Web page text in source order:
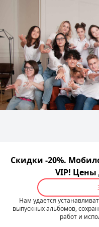
Скидки -20%.
VIP! Цены
Нам удается
выпускных альбомов,
работ и